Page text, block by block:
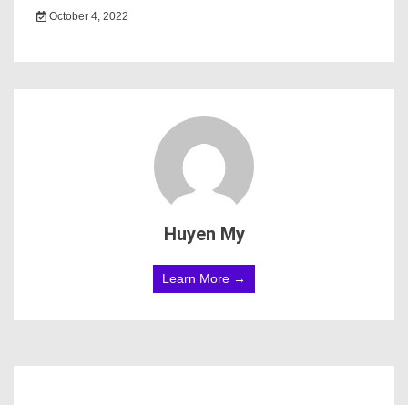
October 4, 2022
Huyen My
Learn More →